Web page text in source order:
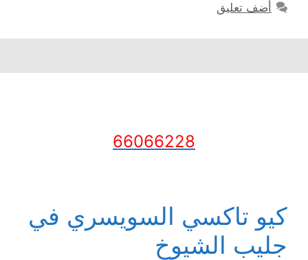
أضف تعليق
66066228
كيو تاكسي السويسري في
جليب الشيوخ